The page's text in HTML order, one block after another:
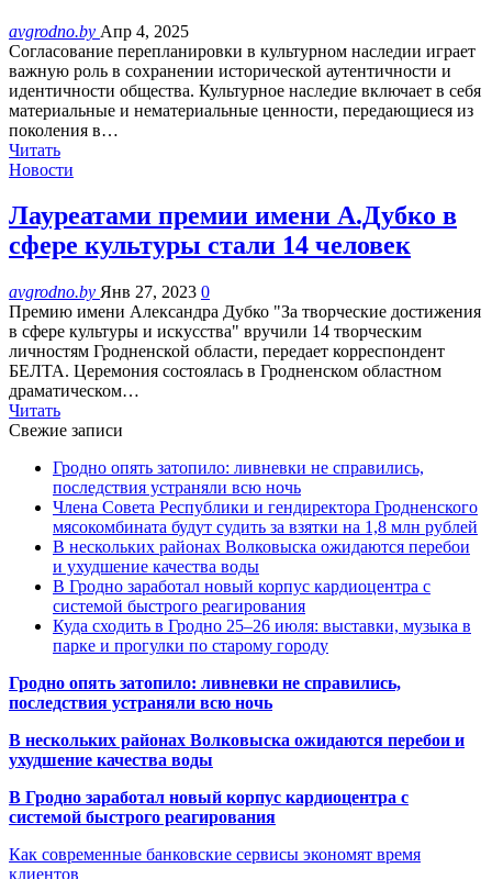
avgrodno.by Апр 4, 2025
Согласование перепланировки в культурном наследии играет
важную роль в сохранении исторической аутентичности и
идентичности общества. Культурное наследие включает в себя
материальные и нематериальные ценности, передающиеся из
поколения в…
Читать
Новости
Лауреатами премии имени А.Дубко в
сфере культуры стали 14 человек
avgrodno.by Янв 27, 2023 0
Премию имени Александра Дубко "За творческие достижения
в сфере культуры и искусства" вручили 14 творческим
личностям Гродненской области, передает корреспондент
БЕЛТА. Церемония состоялась в Гродненском областном
драматическом…
Читать
Свежие записи
Гродно опять затопило: ливневки не справились,
последствия устраняли всю ночь
Члена Совета Республики и гендиректора Гродненского
мясокомбината будут судить за взятки на 1,8 млн рублей
В нескольких районах Волковыска ожидаются перебои
и ухудшение качества воды
В Гродно заработал новый корпус кардиоцентра с
системой быстрого реагирования
Куда сходить в Гродно 25–26 июля: выставки, музыка в
парке и прогулки по старому городу
Гродно опять затопило: ливневки не справились,
последствия устраняли всю ночь
В нескольких районах Волковыска ожидаются перебои и
ухудшение качества воды
В Гродно заработал новый корпус кардиоцентра с
системой быстрого реагирования
Как современные банковские сервисы экономят время
клиентов